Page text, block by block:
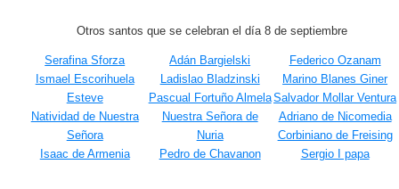
Otros santos que se celebran el día 8 de septiembre
Serafina Sforza Adán Bargielski
Federico Ozanam
Ismael Escorihuela
Esteve
Ladislao Bladzinski
Marino Blanes Giner
Pascual Fortuño AlmelaSalvador Mollar Ventura
Natividad de Nuestra
Señora
Nuestra Señora de
Nuria
Adriano de Nicomedia
Corbiniano de Freising
Isaac de Armenia
Pedro de Chavanon Sergio I papa